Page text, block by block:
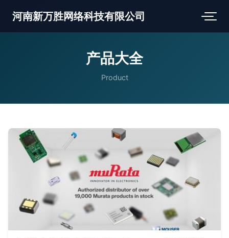
河南新万胜网络科技有限公司
产品大全
Product